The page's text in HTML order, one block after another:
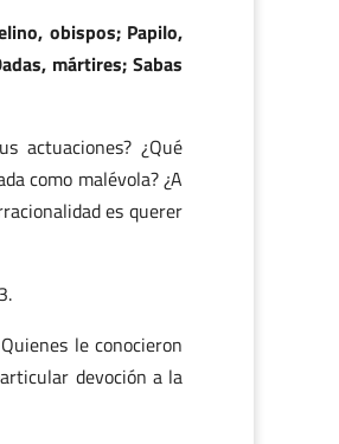
obispos; Papilo,
mártires; Sabas
actuaciones? ¿Qué
como malévola? ¿A
es querer
le conocieron
devoción a la